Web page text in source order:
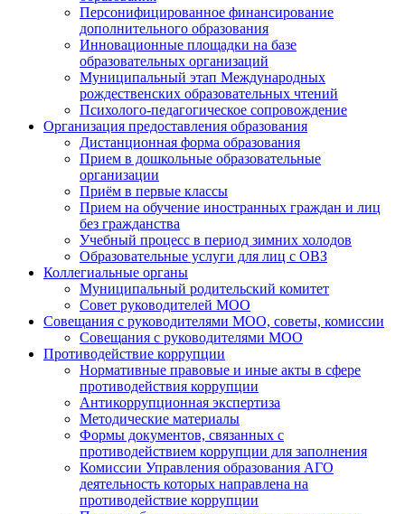
Персонифицированное финансирование
дополнительного образования
Инновационные площадки на базе
образовательных организаций
Муниципальный этап Международных
рождественских образовательных чтений
Психолого-педагогическое сопровождение
Организация предоставления образования
Дистанционная форма образования
Прием в дошкольные образовательные
организации
Приём в первые классы
Прием на обучение иностранных граждан и лиц
без гражданства
Учебный процесс в период зимних холодов
Образовательные услуги для лиц с ОВЗ
Коллегиальные органы
Муниципальный родительский комитет
Совет руководителей МОО
Совещания с руководителями МОО, советы, комиссии
Совещания с руководителями МОО
Противодействие коррупции
Нормативные правовые и иные акты в сфере
противодействия коррупции
Антикоррупционная экспертиза
Методические материалы
Формы документов, связанных с
противодействием коррупции для заполнения
Комиссии Управления образования АГО
деятельность которых направлена на
противодействие коррупции